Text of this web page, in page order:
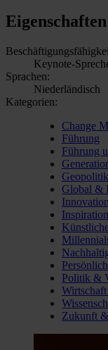
Eigenschaften
Keynote-
Sprachen:
Niederländisch
Kategorien:
Change
Führung
Führung
Geopolitik
Global &
Inspiration
Politik &
Zukunft